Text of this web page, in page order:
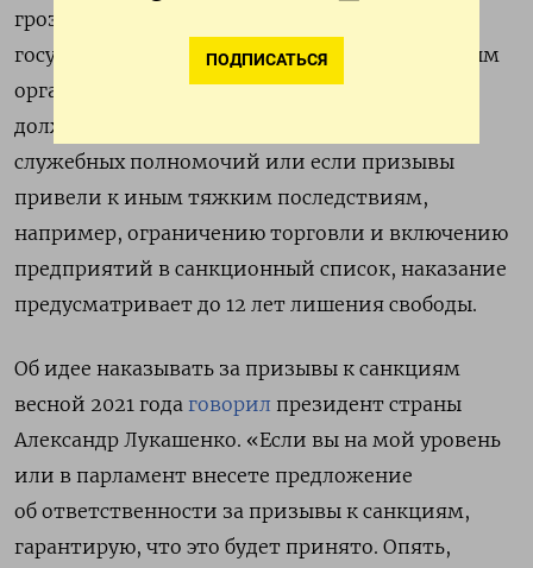
ПОДПИСАТЬСЯ
грозит тем, кто обращается к зарубежным
государствам, международным и иностранным
организациям. Если к санкциям призывало
должностное лицо с использованием своих
служебных полномочий или если призывы
привели к иным тяжким последствиям,
например, ограничению торговли и включению
предприятий в санкционный список, наказание
предусматривает до 12 лет лишения свободы.
Об идее наказывать за призывы к санкциям
весной 2021 года говорил президент страны
Александр Лукашенко. «Если вы на мой уровень
или в парламент внесете предложение
об ответственности за призывы к санкциям,
гарантирую, что это будет принято. Опять,